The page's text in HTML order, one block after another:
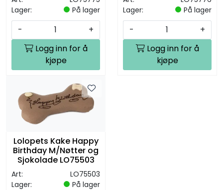
Lager:
På lager
-
+
Logg inn for å
kjøpe
Lager:
På lager
-
+
Logg inn for å
kjøpe
Lolopets Kake Happy
Birthday M/Nøtter og
Sjokolade LO75503
Art:
LO75503
Lager:
På lager